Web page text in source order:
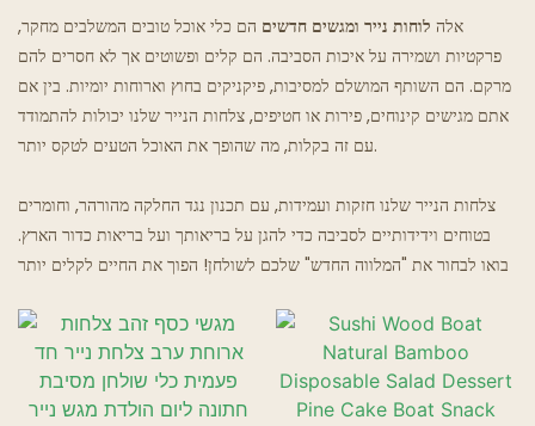
בתי קפה ובתי קפה
מִזנוֹן
משאיות אוכל
כף שמנונית
טֶכנוֹלוֹגִיָה
בלוג
אלה לוחות נייר ומגשים חדשים הם כלי אוכל טובים המשלבים מחקר,
פרקטיות ושמירה על איכות הסביבה. הם קלים ופשוטים אך לא חסרים להם
מרקם. הם השותף המושלם למסיבות, פיקניקים בחוץ וארוחות יומיות. בין אם
אתם מגישים קינוחים, פירות או חטיפים, צלחות הנייר שלנו יכולות להתמודד
עם זה בקלות, מה שהופך את האוכל הטעים לטקס יותר.
צלחות הנייר שלנו חזקות ועמידות, עם תכנון נגד החלקה מהורהר, וחומרים
בטוחים וידידותיים לסביבה כדי להגן על בריאותך ועל בריאות כדור הארץ.
בואו לבחור את "המלווה החדש" שלכם לשולחן! הפוך את החיים לקלים יותר